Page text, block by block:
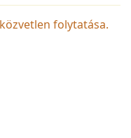
folytatása.